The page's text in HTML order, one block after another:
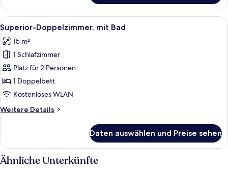
Suite,
mit
Bad
Alle
Fotos
für
Superior-
Doppelzimmer,
mit
Bad
Ein Hotelzimmer mit einem großen
12
Superior-Doppelzimmer, mit Bad
15 m²
1 Schlafzimmer
Platz für 2 Personen
1 Doppelbett
Kostenloses WLAN
Weitere Details
Weitere
Doppelzimmer,
mit
Bad
Daten auswählen und Preise sehen
Ähnliche Unterkünfte